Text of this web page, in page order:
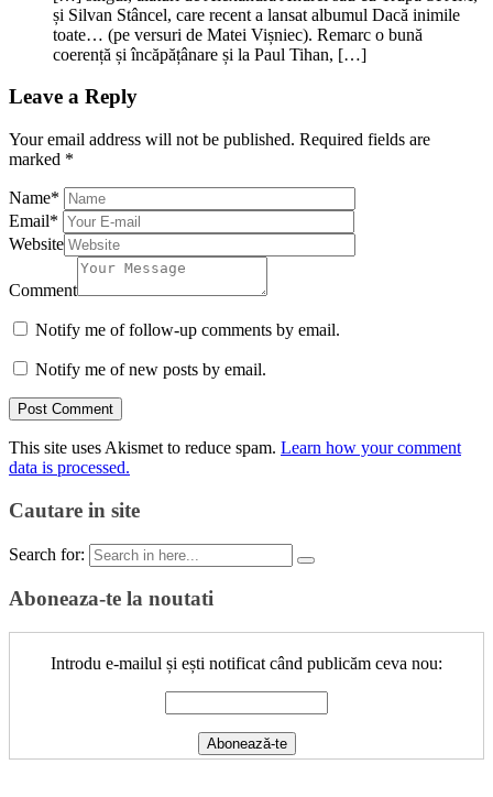
și Silvan Stâncel, care recent a lansat albumul Dacă inimile
toate… (pe versuri de Matei Vișniec). Remarc o bună
coerență și încăpățânare și la Paul Tihan, […]
Leave a Reply
Your email address will not be published. Required fields are
marked *
Name*
Email*
Website
Comment
Notify me of follow-up comments by email.
Notify me of new posts by email.
This site uses Akismet to reduce spam. Learn how your comment
data is processed.
Cautare in site
Search for:
Aboneaza-te la noutati
Introdu e-mailul și ești notificat când publicăm ceva nou: